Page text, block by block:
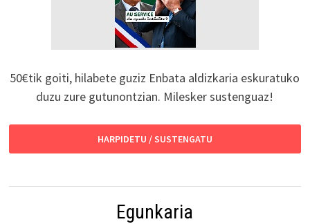
50€tik goiti, hilabete guziz Enbata aldizkaria eskuratuko
duzu zure gutunontzian. Milesker sustenguaz!
HARPIDETU / SUSTENGATU
Egunkaria